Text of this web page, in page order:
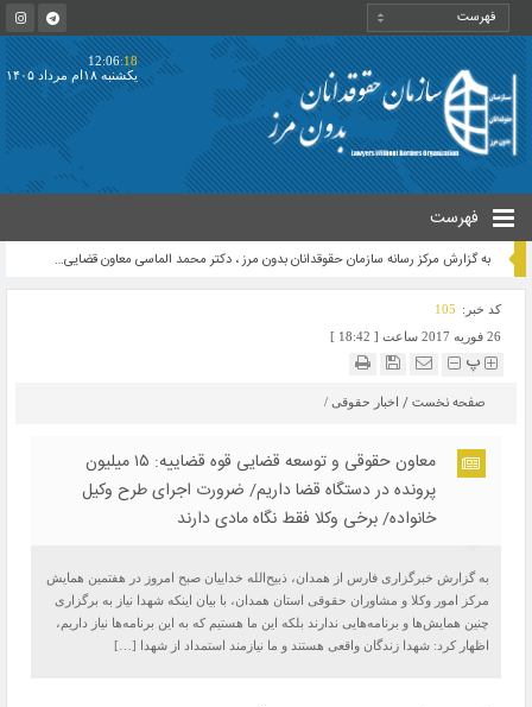
12:06:18
یکشنبه ۱۸ام مرداد ۱۴۰۵
فهرست
به گزارش مرکز رسانه سازمان حقوقدانان بدون مرز ، دکتر محمد الماسی معاون قضایی سازمان حقوقدانان بدون مرز در نسبت به اقدامات تروریستی اخیر و شهادت سردار صیاد خدایی واکنش نشان داد متن بیانیه وی بدین شرح است:
کد خبر: 105
26 فوریه 2017 ساعت [ 18:42 ]
پ
صفحه نخست/ اخبار حقوقی /
معاون حقوقی و توسعه قضایی قوه قضاییه: ۱۵ میلیون
پرونده در دستگاه قضا داریم/ ضرورت اجرای طرح وکیل
خانواده/ برخی وکلا فقط نگاه مادی دارند
به گزارش خبرگزاری فارس از همدان، ذبیح‌الله خداییان صبح امروز در هفتمین همایش
مرکز امور وکلا و مشاوران حقوقی استان همدان، با بیان اینکه شهدا نیاز به برگزاری
چنین همایش‌ها و برنامه‌هایی ندارند بلکه این ما هستیم که به این برنامه‌ها نیاز داریم،
اظهار کرد: شهدا زندگان واقعی هستند و ما نیازمند استمداد از شهدا […]